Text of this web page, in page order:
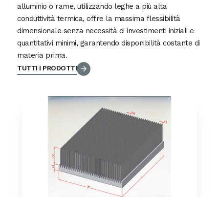
alluminio o rame, utilizzando leghe a più alta
conduttività termica, offre la massima flessibilità
dimensionale senza necessità di investimenti iniziali e
quantitativi minimi, garantendo disponibilità costante di
materia prima.
TUTTI I PRODOTTI